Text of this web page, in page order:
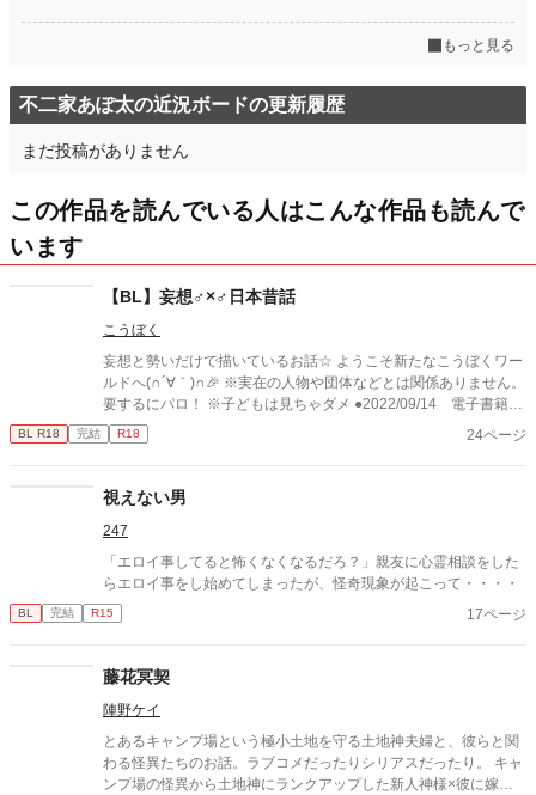
もっと見る
不二家あぽ太の近況ボードの更新履歴
まだ投稿がありません
この作品を読んでいる人はこんな作品も読んで
います
【BL】妄想♂×♂日本昔話
こうぼく
妄想と勢いだけで描いているお話☆ ようこそ新たなこうぼくワー
ルドへ(∩´∀｀)∩🎉 ※実在の人物や団体などとは関係ありません。
要するにパロ！ ※子どもは見ちゃダメ ●2022/09/14 電子書籍移
行につき、投稿サイトでの投稿を終了しました
BL R18 完結 R18 24ページ
視えない男
247
「エロイ事してると怖くなくなるだろ？」親友に心霊相談をした
らエロイ事をし始めてしまったが、怪奇現象が起こって・・・・
BL 完結 R15 17ページ
藤花冥契
陣野ケイ
とあるキャンプ場という極小土地を守る土地神夫婦と、彼らと関
わる怪異たちのお話。ラブコメだったりシリアスだったり。 キャ
ンプ場の怪異から土地神にランクアップした新人神様×彼に嫁入